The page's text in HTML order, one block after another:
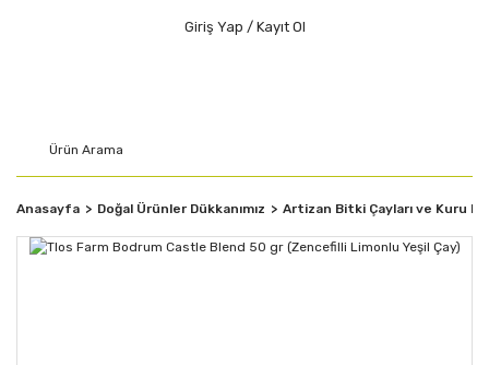
Giriş Yap / Kayıt Ol
Anasayfa Doğal Ürünler Dükkanımız Artizan Bitki Çayları ve Kuru